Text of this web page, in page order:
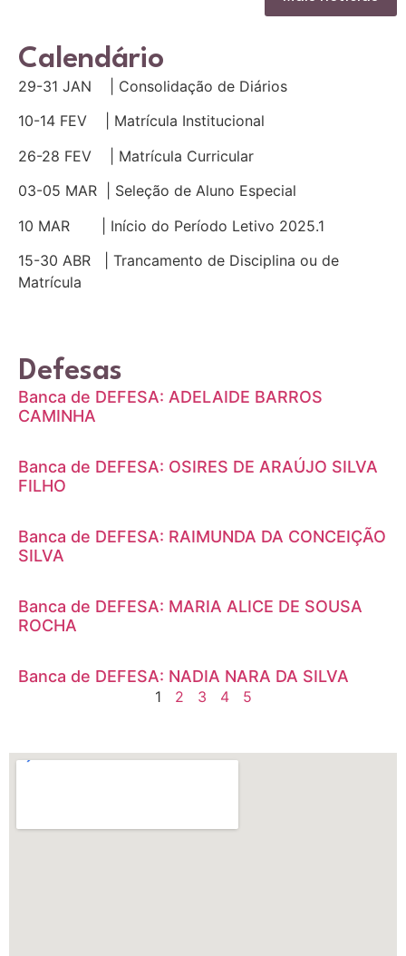
Calendário
29-31 JAN | Consolidação de Diários
10-14 FEV | Matrícula Institucional
26-28 FEV | Matrícula Curricular
03-05 MAR | Seleção de Aluno Especial
10 MAR | Início do Período Letivo 2025.1
15-30 ABR | Trancamento de Disciplina ou de
Matrícula
Defesas
Banca de DEFESA: ADELAIDE BARROS
CAMINHA
Banca de DEFESA: OSIRES DE ARAÚJO SILVA
FILHO
Banca de DEFESA: RAIMUNDA DA CONCEIÇÃO
SILVA
Banca de DEFESA: MARIA ALICE DE SOUSA
ROCHA
Banca de DEFESA: NADIA NARA DA SILVA
1 2 3 4 5